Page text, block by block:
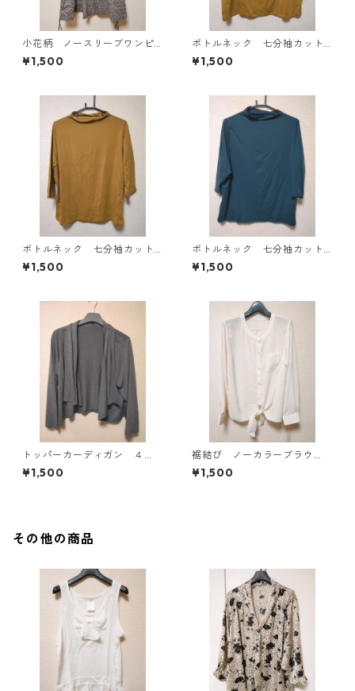
小花柄 ノースリーブワンピ
ース ４Ｌ ブラック KAE-
4819
¥1,500
ボトルネック 七分袖カット
ソー ４Ｌ マスタード KA
E-4818
¥1,500
ボトルネック 七分袖カット
ソー ４Ｌ マスタード KA
E-4816
¥1,500
ボトルネック 七分袖カット
ソー ４Ｌ ティールグリー
ン KAE-4815
¥1,500
トッパーカーディガン ４
Ｌ グレー KAE-4814
¥1,500
裾結び ノーカラーブラウ
ス ３Ｌ アイボリー KAE-
4813
¥1,500
その他の商品